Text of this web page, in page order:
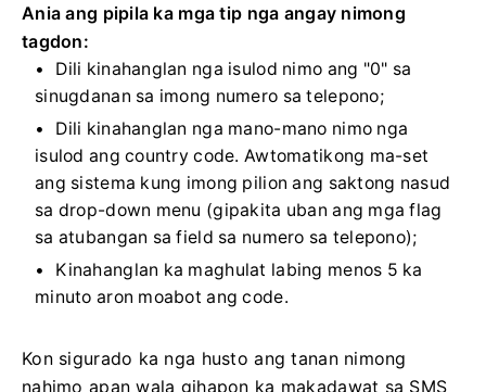
Ania ang pipila ka mga tip nga angay nimong
tagdon:
Dili kinahanglan nga isulod nimo ang "0" sa
sinugdanan sa imong numero sa telepono;
Dili kinahanglan nga mano-mano nimo nga
isulod ang country code. Awtomatikong ma-set
ang sistema kung imong pilion ang saktong nasud
sa drop-down menu (gipakita uban ang mga flag
sa atubangan sa field sa numero sa telepono);
Kinahanglan ka maghulat labing menos 5 ka
minuto aron moabot ang code.
Kon sigurado ka nga husto ang tanan nimong
nahimo apan wala gihapon ka makadawat sa SMS